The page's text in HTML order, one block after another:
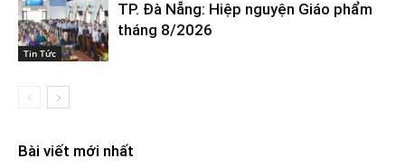
Tin Tức
TP. Đà Nẵng: Hiệp nguyện Giáo phẩm
tháng 8/2026
Bài viết mới nhất